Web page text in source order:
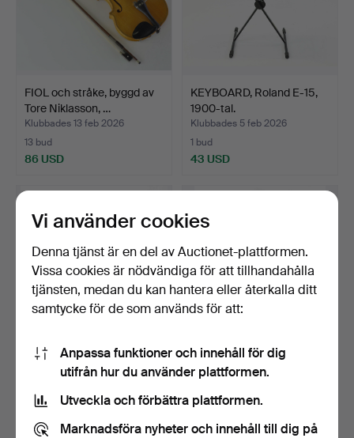
FIOL och stråke, byggd av
Tore Niklasson, …
Klubbades 13 feb 2026
13 bud
86 USD
KEYBOARD, Roland E-15,
1900-tal.
Klubbades 5 feb 2026
1 bud
43 USD
GITARR, akustisk, AB
Herman Carlsson Levin…
8 bud
64 USD
GITARR, akustisk, Shiro SR-
8, Japan, 1970-…
14 bud
106 USD
Vi använder cookies
Denna tjänst är en del av Auctionet-plattformen.
Vissa cookies är nödvändiga för att tillhandahålla
tjänsten, medan du kan hantera eller återkalla ditt
samtycke för de som används för att:
Anpassa funktioner och innehåll för dig
utifrån hur du använder plattformen.
Utveckla och förbättra plattformen.
Marknadsföra nyheter och innehåll till dig på